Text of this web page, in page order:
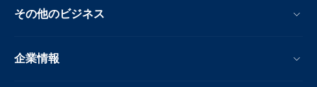
その他のビジネス
企業情報